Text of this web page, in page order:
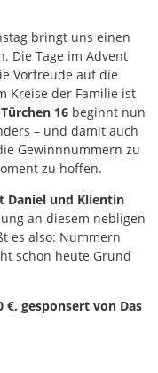
bringt uns einen
Die Tage im Advent
Vorfreude auf die
Kreise der Familie ist
Türchen 16 beginnt nun
– und damit auch
Gewinnnummern zu
zu hoffen.
Daniel und Klientin
an diesem nebligen
es also: Nummern
schon heute Grund
gesponsert von Das